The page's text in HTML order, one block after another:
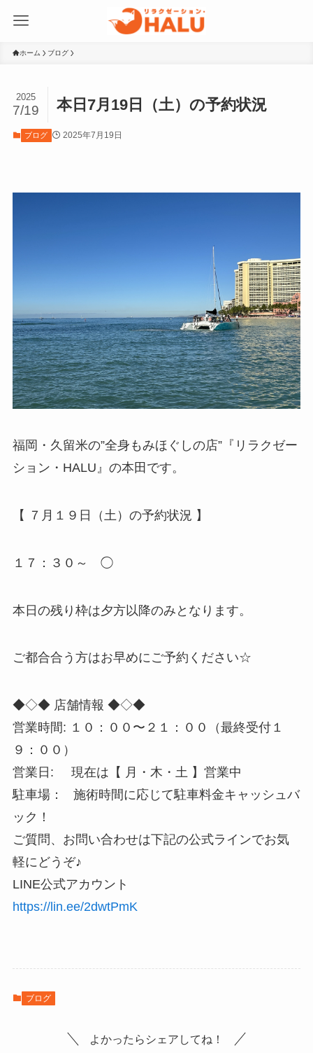
ホーム ブログ
本日7月19日（土）の予約状況
2025
7/19
ブログ 2025年7月19日
福岡・久留米の”全身もみほぐしの店”『リラクゼー
ション・HALU』の本田です。
【 ７月１９日（土）の予約状況 】
１７：３０～ ◯
本日の残り枠は夕方以降のみとなります。
ご都合合う方はお早めにご予約ください☆
◆◇◆ 店舗情報 ◆◇◆
営業時間: １０：００〜２１：００（最終受付１
９：００）
営業日: 現在は【 月・木・土 】営業中
駐車場： 施術時間に応じて駐車料金キャッシュバ
ック！
ご質問、お問い合わせは下記の公式ラインでお気
軽にどうぞ♪
LINE公式アカウント
https://lin.ee/2dwtPmK
ブログ
よかったらシェアしてね！